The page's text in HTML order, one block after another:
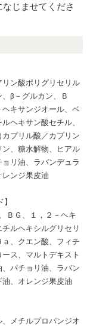
じませてくださ
ン酸ポリグリセリル
β－グルカン、Ｂ
キサンジオール、ベ
ヘキサン酸セチル、
プリル酸／カプリン
、糖水解物、ヒアル
リ油、ラバンデュラ
ンジ果皮油
ＢＧ、１，２－ヘキ
ルヘキシルグリセリ
、クエン酸、フィチ
ス、マルトデキスト
パチョリ油、ラバン
、オレンジ果皮油
メチルプロパンジオ